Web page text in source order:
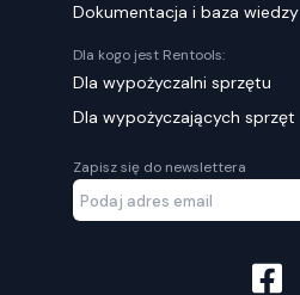
Dokumentacja i baza wiedzy
Dla kogo jest Rentools:
Dla wypożyczalni sprzętu
Dla wypożyczających sprzęt
Zapisz się do newslettera